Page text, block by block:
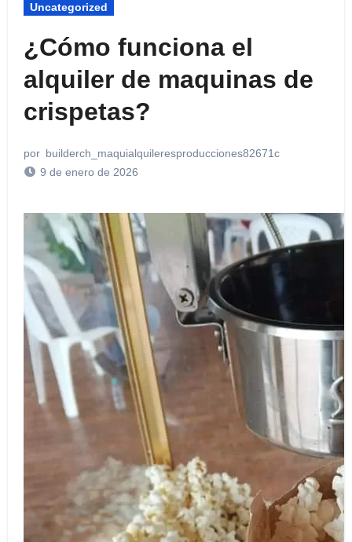
Uncategorized
¿Cómo funciona el
alquiler de maquinas de
crispetas?
por builderch_maquialquileresproducciones82671c
9 de enero de 2026